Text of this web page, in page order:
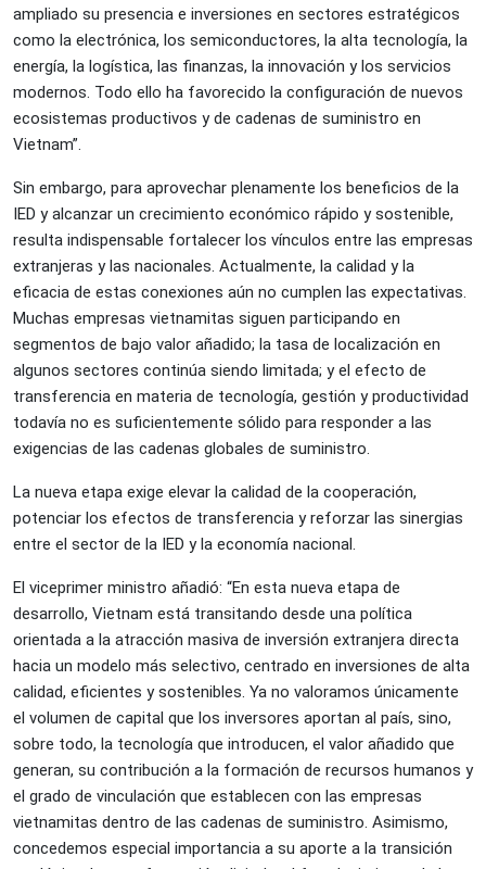
ampliado su presencia e inversiones en sectores estratégicos
como la electrónica, los semiconductores, la alta tecnología, la
energía, la logística, las finanzas, la innovación y los servicios
modernos. Todo ello ha favorecido la configuración de nuevos
ecosistemas productivos y de cadenas de suministro en
Vietnam”.
Sin embargo, para aprovechar plenamente los beneficios de la
IED y alcanzar un crecimiento económico rápido y sostenible,
resulta indispensable fortalecer los vínculos entre las empresas
extranjeras y las nacionales. Actualmente, la calidad y la
eficacia de estas conexiones aún no cumplen las expectativas.
Muchas empresas vietnamitas siguen participando en
segmentos de bajo valor añadido; la tasa de localización en
algunos sectores continúa siendo limitada; y el efecto de
transferencia en materia de tecnología, gestión y productividad
todavía no es suficientemente sólido para responder a las
exigencias de las cadenas globales de suministro.
La nueva etapa exige elevar la calidad de la cooperación,
potenciar los efectos de transferencia y reforzar las sinergias
entre el sector de la IED y la economía nacional.
El viceprimer ministro añadió: “En esta nueva etapa de
desarrollo, Vietnam está transitando desde una política
orientada a la atracción masiva de inversión extranjera directa
hacia un modelo más selectivo, centrado en inversiones de alta
calidad, eficientes y sostenibles. Ya no valoramos únicamente
el volumen de capital que los inversores aportan al país, sino,
sobre todo, la tecnología que introducen, el valor añadido que
generan, su contribución a la formación de recursos humanos y
el grado de vinculación que establecen con las empresas
vietnamitas dentro de las cadenas de suministro. Asimismo,
concedemos especial importancia a su aporte a la transición